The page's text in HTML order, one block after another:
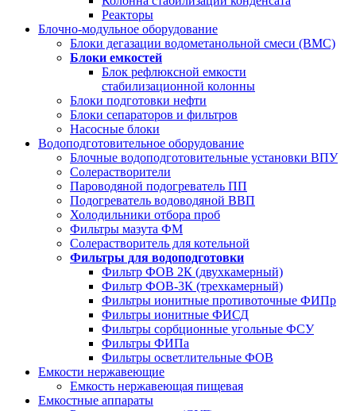
Реакторы
Блочно-модульное оборудование
Блоки дегазации водометанольной смеси (BMC)
Блоки емкостей
Блок рефлюксной емкости
стабилизационной колонны
Блоки подготовки нефти
Блоки сепараторов и фильтров
Насосные блоки
Водоподготовительное оборудование
Блочные водоподготовительные установки ВПУ
Солерастворители
Пароводяной подогреватель ПП
Подогреватель водоводяной ВВП
Холодильники отбора проб
Фильтры мазута ФМ
Солерастворитель для котельной
Фильтры для водоподготовки
Фильтр ФОВ 2К (двухкамерный)
Фильтр ФОВ-3К (трехкамерный)
Фильтры ионитные противоточные ФИПр
Фильтры ионитные ФИСД
Фильтры сорбционные угольные ФСУ
Фильтры ФИПа
Фильтры осветлительные ФОВ
Емкости нержавеющие
Емкость нержавеющая пищевая
Емкостные аппараты